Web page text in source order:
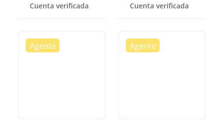
Cuenta verificada Cuenta verificada